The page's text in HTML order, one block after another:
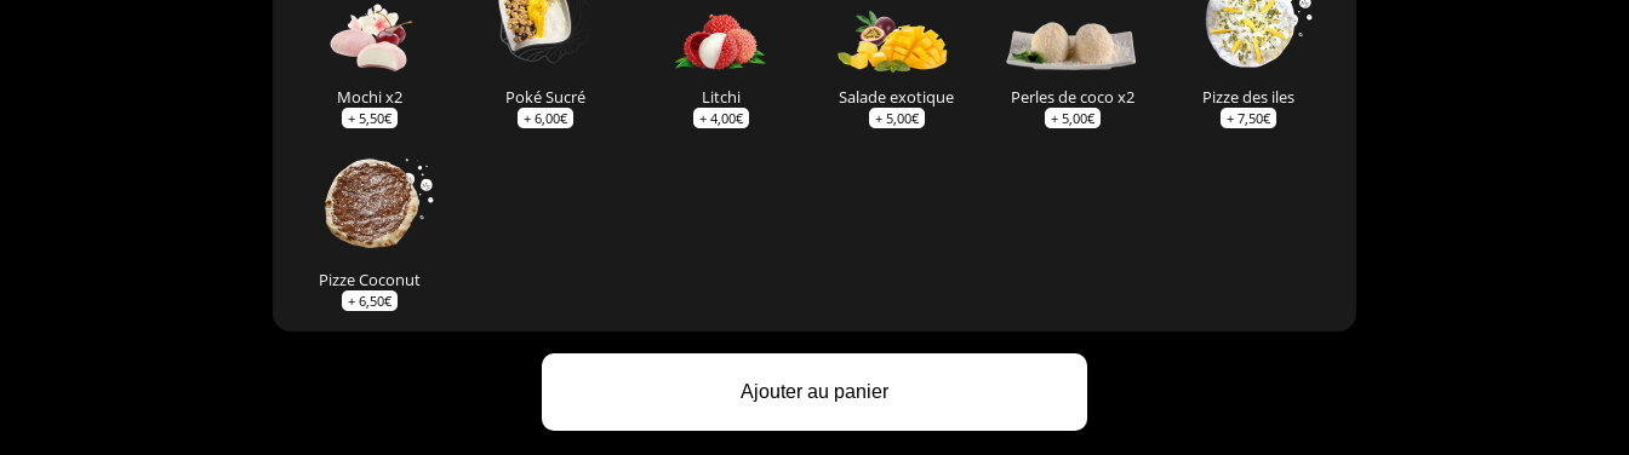
Mochi x2
+ 5,50€
Poké Sucré
+ 6,00€
Litchi
+ 4,00€
Salade exotique
+ 5,00€
Perles de coco x2
+ 5,00€
Pizze des iles
+ 7,50€
Pizze Coconut
+ 6,50€
Ajouter au panier